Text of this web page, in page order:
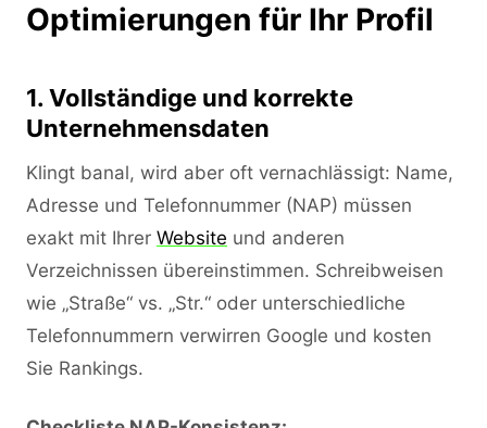
Optimierungen für Ihr Profil
1. Vollständige und korrekte
Unternehmensdaten
Klingt banal, wird aber oft vernachlässigt: Name,
Adresse und Telefonnummer (NAP) müssen
exakt mit Ihrer Website und anderen
Verzeichnissen übereinstimmen. Schreibweisen
wie „Straße“ vs. „Str.“ oder unterschiedliche
Telefonnummern verwirren Google und kosten
Sie Rankings.